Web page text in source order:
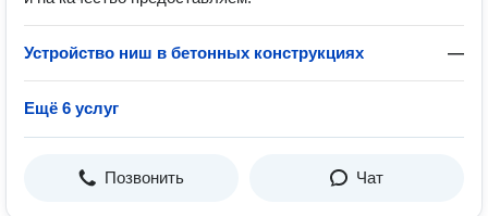
Устройство ниш в бетонных конструкциях —
Ещё 6 услуг
Позвонить Чат